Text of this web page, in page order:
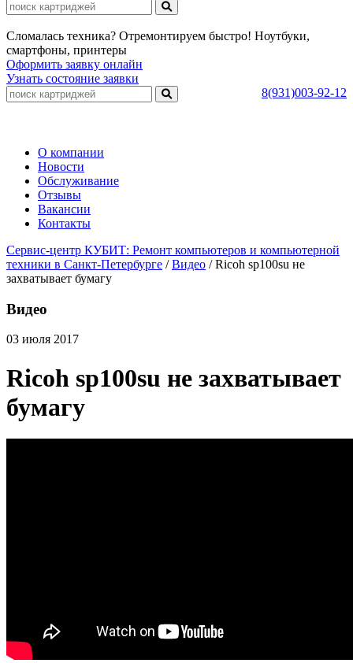
Сломалась техника? Отремонтируем быстро! Ноутбуки,
смартфоны, принтеры
Оформить заявку онлайн
Узнать состояние заявки
8(931)003-92-12
О компании
Новости
Обслуживание
Отзывы
Вакансии
Контакты
Сервис-центр КУБИТ: Ремонт компьютеров и компьютерной
техники в Санкт-Петербурге / Видео / Ricoh sp100su не
захватывает бумагу
Видео
03 июля 2017
Ricoh sp100su не захватывает
бумагу